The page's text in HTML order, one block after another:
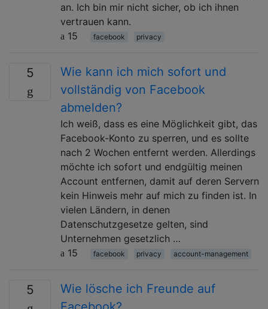
an. Ich bin mir nicht sicher, ob ich ihnen
vertrauen kann.
15
facebook privacy
5
Wie kann ich mich sofort und
vollständig von Facebook
abmelden?
Ich weiß, dass es eine Möglichkeit gibt, das
Facebook-Konto zu sperren, und es sollte
nach 2 Wochen entfernt werden. Allerdings
möchte ich sofort und endgültig meinen
Account entfernen, damit auf deren Servern
kein Hinweis mehr auf mich zu finden ist. In
vielen Ländern, in denen
Datenschutzgesetze gelten, sind
Unternehmen gesetzlich …
15
facebook privacy account-management
5
Wie lösche ich Freunde auf